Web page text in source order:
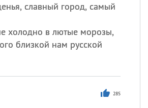
славный город, самый
холодно в лютые морозы,
близкой нам русской
285
происхождение